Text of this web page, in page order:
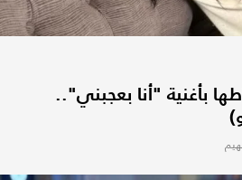
بأغنية "أنا بعجبني"..